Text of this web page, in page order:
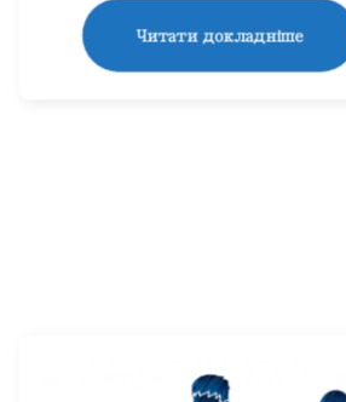
Читати докладніше